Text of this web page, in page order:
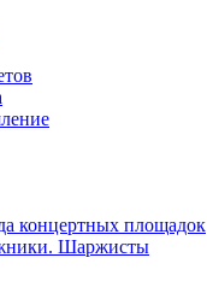
концертных площадок
Шаржисты